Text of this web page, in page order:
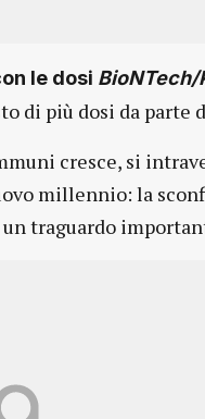
le dosi BioNTech/
di più dosi da parte
cresce, si
millennio: la
traguardo